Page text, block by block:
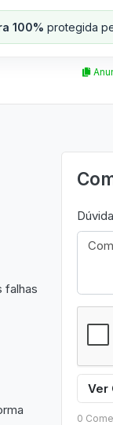
100% protegida
falhas
Ver
0